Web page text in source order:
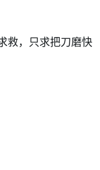
救，只求把刀磨快